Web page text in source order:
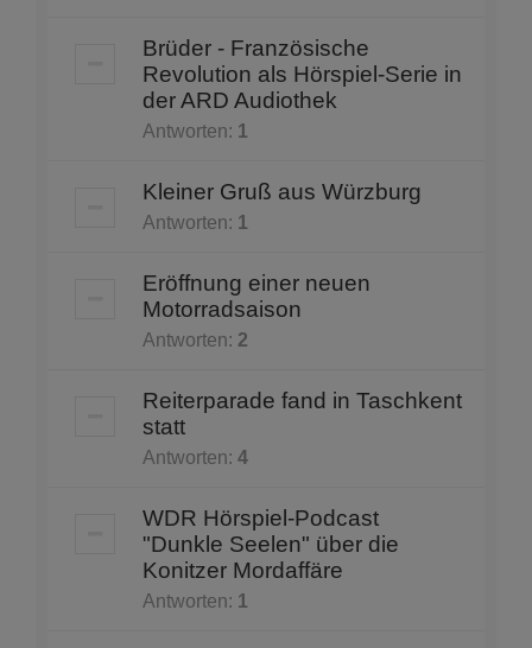
Brüder - Französische
Revolution als Hörspiel-Serie in
der ARD Audiothek
Antworten: 1
Kleiner Gruß aus Würzburg
Antworten: 1
Eröffnung einer neuen
Motorradsaison
Antworten: 2
Reiterparade fand in Taschkent
statt
Antworten: 4
WDR Hörspiel-Podcast
"Dunkle Seelen" über die
Konitzer Mordaffäre
Antworten: 1